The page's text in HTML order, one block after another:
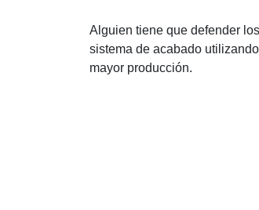
Alguien tiene que defender
sistema de acabado
mayor producción.